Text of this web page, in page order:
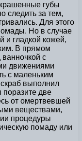
губы
следить за тем,
Для этого
Но в случае
и гладкой кожей,
В прямом
с
движениями
с маленьким
выполнил
поразите две
от омертвевшей
веществами,
процедуры
помаду или